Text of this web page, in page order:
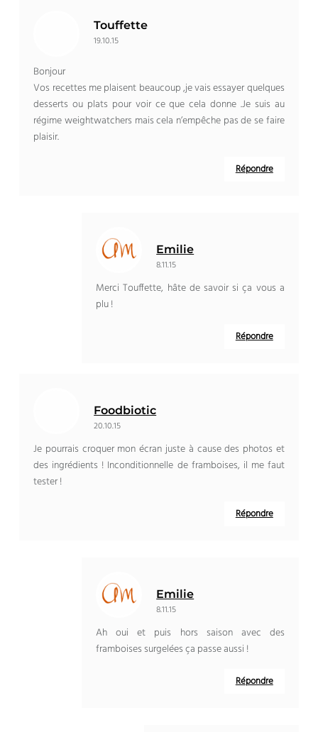
Touffette
19.10.15
Bonjour
Vos recettes me plaisent beaucoup ,je vais essayer quelques
desserts ou plats pour voir ce que cela donne .Je suis au
régime weightwatchers mais cela n’empêche pas de se faire
plaisir.
Répondre
Emilie
8.11.15
Merci Touffette, hâte de savoir si ça vous a
plu !
Répondre
Foodbiotic
20.10.15
Je pourrais croquer mon écran juste à cause des photos et
des ingrédients ! Inconditionnelle de framboises, il me faut
tester !
Répondre
Emilie
8.11.15
Ah oui et puis hors saison avec des
framboises surgelées ça passe aussi !
Répondre